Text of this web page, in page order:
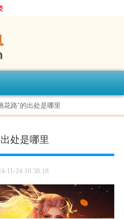
花路”的出处是哪里
处是哪里
11-24 10:38:18